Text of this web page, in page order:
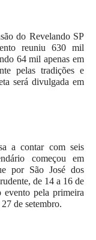
do Revelando SP
reuniu 630 mil
64 mil apenas em
pelas tradições e
será divulgada em
a contar com seis
começou em
por São José dos
de 14 a 16 de
evento pela primeira
de setembro.